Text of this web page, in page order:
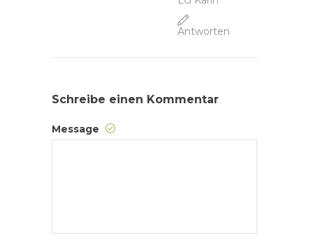
Antworten
Schreibe einen Kommentar
Message